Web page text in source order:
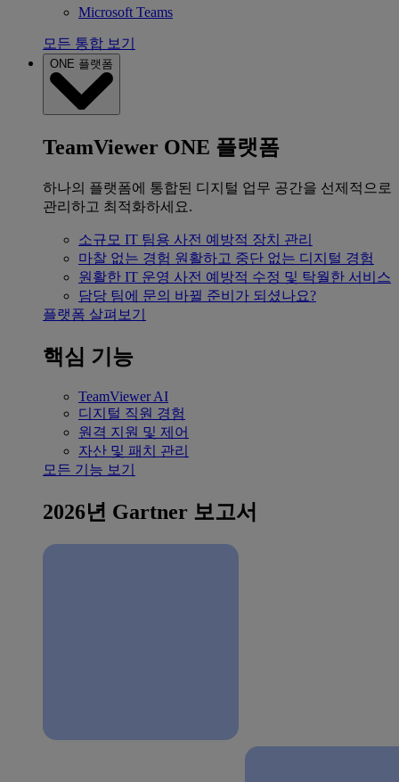
Microsoft Teams
모든 통합 보기
ONE 플랫폼
TeamViewer ONE 플랫폼
하나의 플랫폼에 통합된 디지털 업무 공간을 선제적으로
관리하고 최적화하세요.
소규모 IT 팀용 사전 예방적 장치 관리
마찰 없는 경험 원활하고 중단 없는 디지털 경험
원활한 IT 운영 사전 예방적 수정 및 탁월한 서비스
담당 팀에 문의 바뀔 준비가 되셨나요?
플랫폼 살펴보기
핵심 기능
TeamViewer AI
디지털 직원 경험
원격 지원 및 제어
자산 및 패치 관리
모든 기능 보기
2026년 Gartner 보고서